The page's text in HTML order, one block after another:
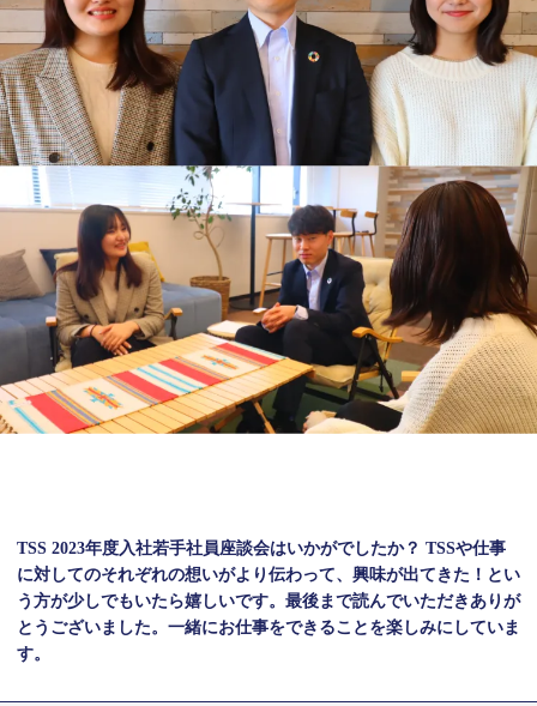
TSS 2023年度入社若手社員座談会はいかがでしたか？ TSSや仕事
に対してのそれぞれの想いがより伝わって、興味が出てきた！とい
う方が少しでもいたら嬉しいです。 最後まで読んでいただきありが
とうございました。 一緒にお仕事をできることを楽しみにしていま
す。